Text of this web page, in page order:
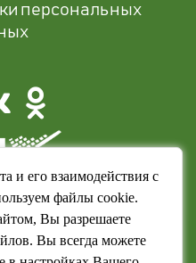
и его взаимодействия с
файлы cookie.
Вы разрешаете
Вы всегда можете
персональных